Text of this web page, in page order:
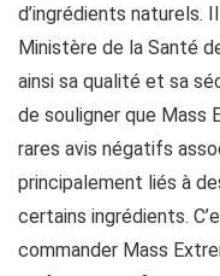
d’ingrédients naturels.
Ministère de la Santé
ainsi sa qualité et sa
de souligner que Mass
rares avis négatifs
principalement liés à
certains ingrédients.
commander Mass